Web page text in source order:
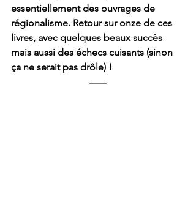
essentiellement des ouvrages de
régionalisme. Retour sur onze de ces
livres, avec quelques beaux succès
mais aussi des échecs cuisants (sinon
ça ne serait pas drôle) !